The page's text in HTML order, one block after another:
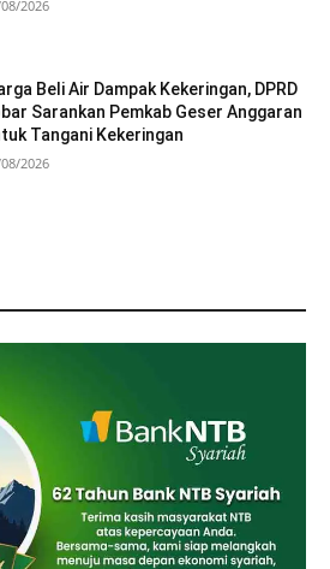
2026
Beli Air Dampak Kekeringan, DPRD
Sarankan Pemkab Geser Anggaran
Tangani Kekeringan
2026